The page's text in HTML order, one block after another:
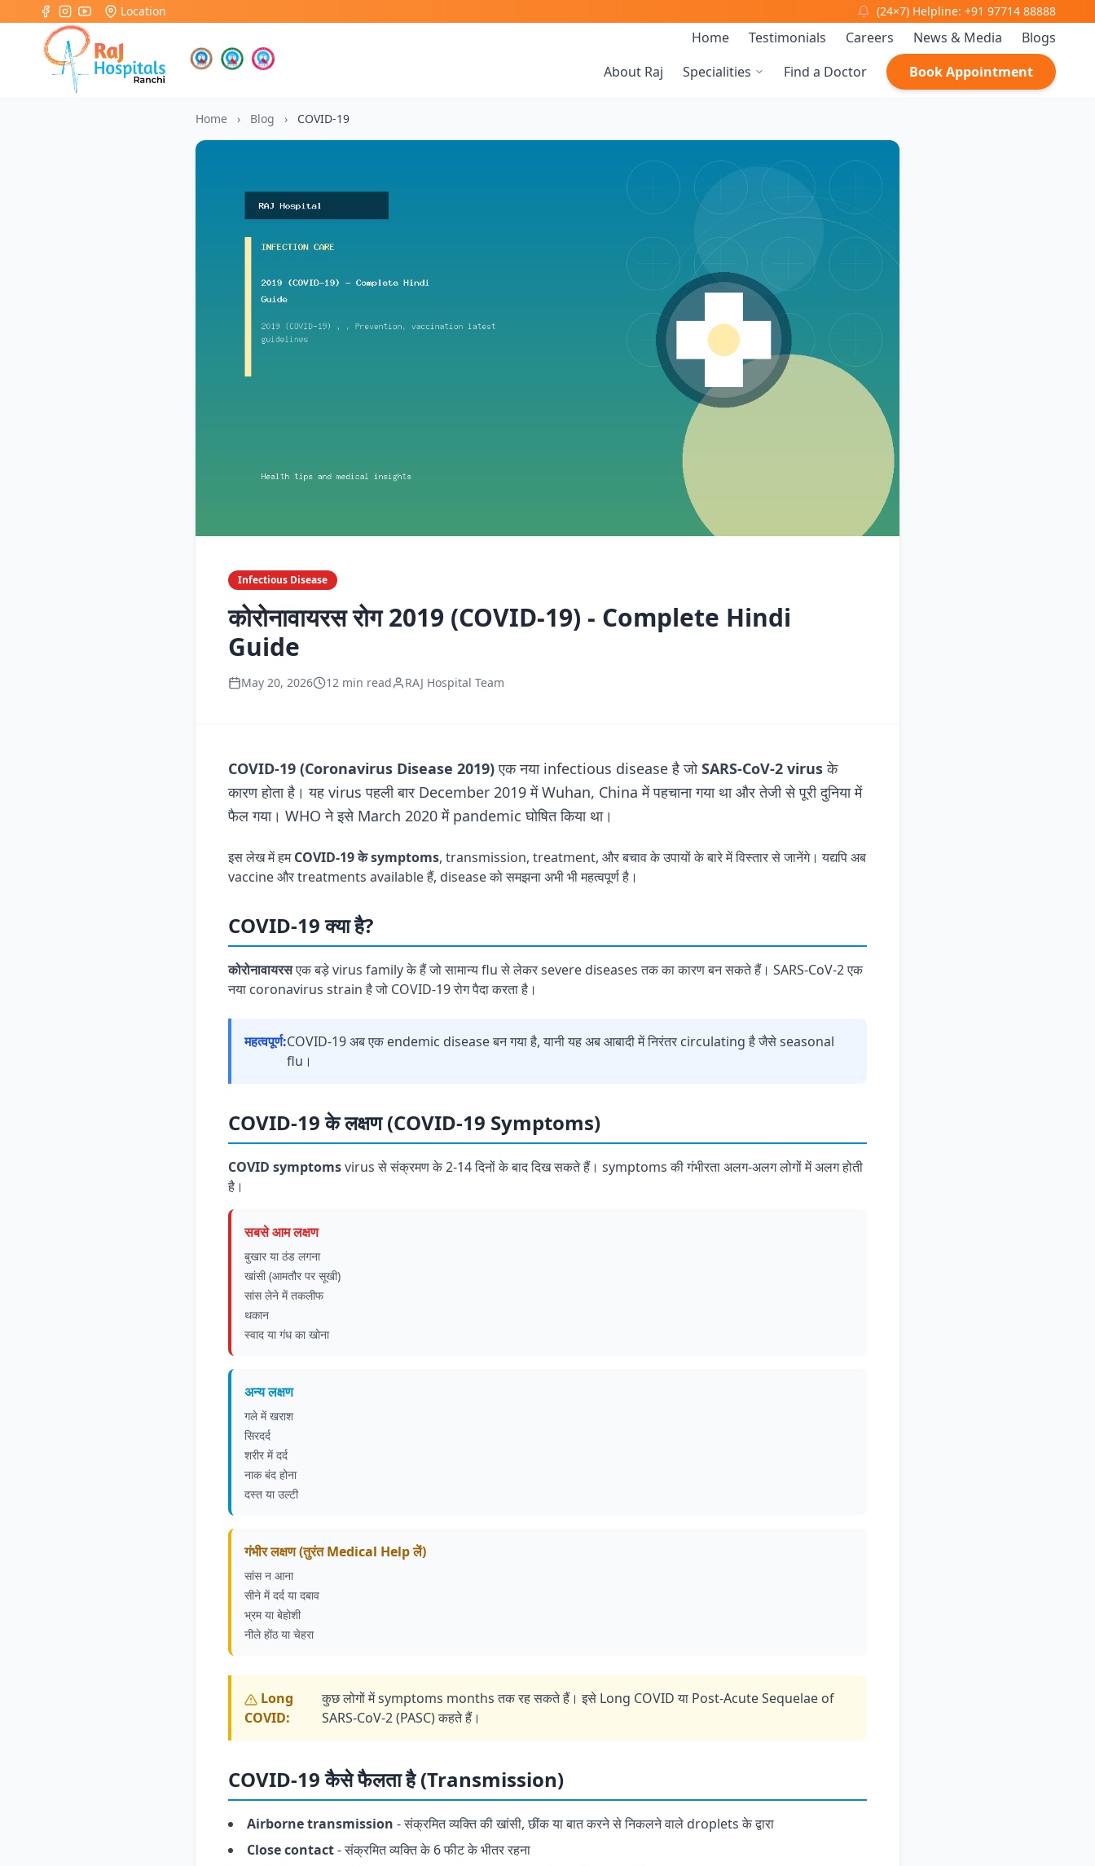
Location (24×7) Helpline: +91 97714 88888
Home Testimonials Careers News & Media
Blogs
About Raj
Specialities Find a Doctor Book Appointment
Home › Blog › COVID-19
Infectious Disease
कोरोनावायरस रोग 2019 (COVID-19) - Complete Hindi
Guide
May 20, 2026 12 min read RAJ Hospital Team
COVID-19 (Coronavirus Disease 2019)एक नया infectious disease है जोSARS-CoV-2 virusके
कारण होता है। यह virus पहली बार December 2019 में Wuhan, China में पहचाना गया था और तेजी से पूरी दुनिया में
फैल गया। WHO ने इसे March 2020 में pandemic घोषित किया था।
इस लेख में हमCOVID-19 के symptoms, transmission, treatment, और बचाव के उपायों के बारे में विस्तार से जानेंगे। यद्यपि अब
vaccine और treatments available हैं, disease को समझना अभी भी महत्वपूर्ण है।
COVID-19 क्या है?
कोरोनावायरसएक बड़े virus family के हैं जो सामान्य flu से लेकर severe diseases तक का कारण बन सकते हैं। SARS-CoV-2 एक
नया coronavirus strain है जो COVID-19 रोग पैदा करता है।
महत्वपूर्ण:COVID-19 अब एक endemic disease बन गया है, यानी यह अब आबादी में निरंतर circulating है जैसे seasonal
flu।
COVID-19 के लक्षण (COVID-19 Symptoms)
COVID symptomsvirus से संक्रमण के 2-14 दिनों के बाद दिख सकते हैं। symptoms की गंभीरता अलग-अलग लोगों में अलग होती
है।
सबसे आम लक्षण
बुखार या ठंड लगना
खांसी (आमतौर पर सूखी)
सांस लेने में तकलीफ
थकान
स्वाद या गंध का खोना
अन्य लक्षण
गले में खराश
सिरदर्द
शरीर में दर्द
नाक बंद होना
दस्त या उल्टी
गंभीर लक्षण (तुरंत Medical Help लें)
सांस न आना
सीने में दर्द या दबाव
भ्रम या बेहोशी
नीले होंठ या चेहरा
Long
COVID:
कुछ लोगों में symptoms months तक रह सकते हैं। इसे Long COVID या Post-Acute Sequelae of
SARS-CoV-2 (PASC) कहते हैं।
COVID-19 कैसे फैलता है (Transmission)
Airborne transmission - संक्रमित व्यक्ति की खांसी, छींक या बात करने से निकलने वाले droplets के द्वारा
Close contact- संक्रमित व्यक्ति के 6 फीट के भीतर रहना